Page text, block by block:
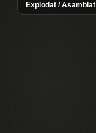
Explodat / Asamblat